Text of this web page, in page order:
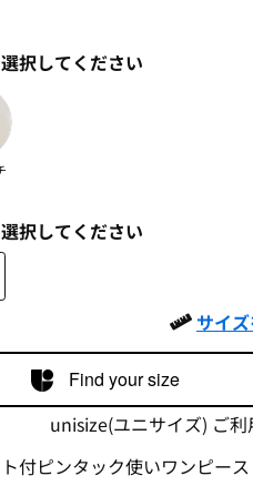
択してください
択してください
サイ
Find your size
unisize(ユニサイズ) ご利
付ピンタック使いワンピース